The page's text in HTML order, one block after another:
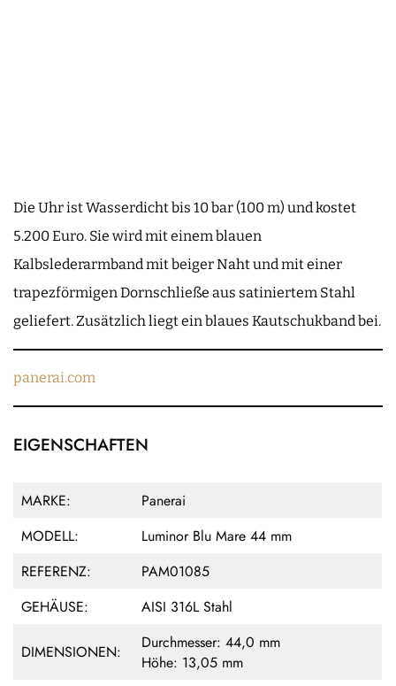
Die Uhr ist Wasserdicht bis 10 bar (100 m) und kostet
5.200 Euro. Sie wird mit einem blauen
Kalbslederarmband mit beiger Naht und mit einer
trapezförmigen Dornschließe aus satiniertem Stahl
geliefert. Zusätzlich liegt ein blaues Kautschukband bei.
panerai.com
EIGENSCHAFTEN
MARKE:
Panerai
MODELL:
Luminor Blu Mare 44 mm
REFERENZ:
PAM01085
GEHÄUSE:
AISI 316L Stahl
DIMENSIONEN:
Durchmesser: 44,0 mm
Höhe: 13,05 mm